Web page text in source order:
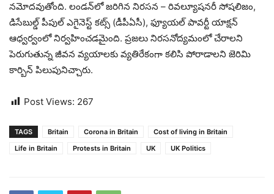
నమోదవుతోంది. లండన్‌లో జరిగిన నిరసన – రివల్యూషనరీ సోషలిజం,
డిసేబుల్డ్‌ పీపుల్‌ ఎగైనెస్ట్‌ కట్స్‌ (డీపీఏసీ), ఫ్యూయల్‌ పావర్టీ యాక్షన్‌
ఆధ్వర్వంలో నిర్వహించడమైంది. ప్రజలు నిరసనోద్యమంలో చేరాలని
పెరుగుతున్న జీవన వ్యయాలకు వ్యతిరేకంగా కలిసి పోరాడాలని జెరిమి
కార్బిన్‌ పిలుపునిచ్చారు.
Post Views: 267
TAGS Britain Corona in Britain
Cost of living in Britain
Life in Britain
Protests in Britain UK UK Politics